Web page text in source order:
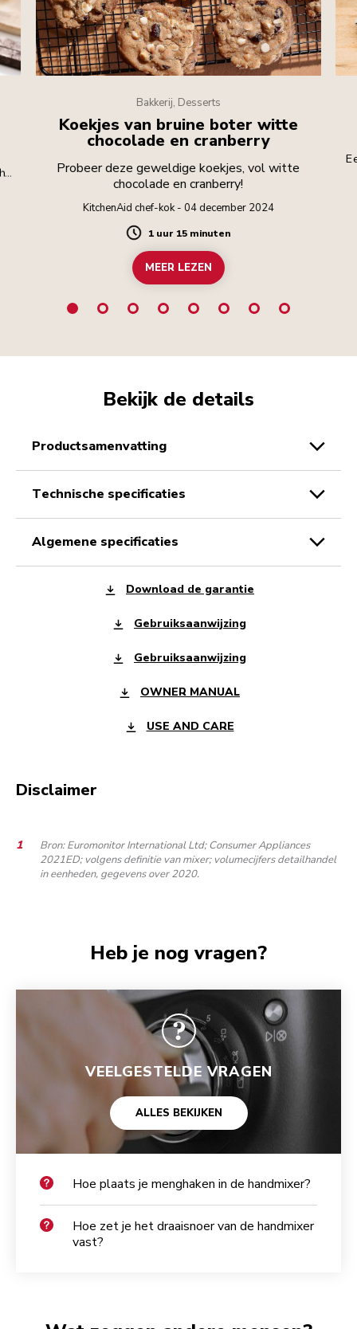
Bakkerij, Desserts
Koekjes van bruine boter witte
chocolade en cranberry
Probeer deze geweldige koekjes, vol witte
chocolade en cranberry!
KitchenAid chef-kok - 04 december 2024
Duration
1 uur 15 minuten
MEER LEZEN
Bekijk de details
productsamenvatting
technische specificaties
algemene specificaties
Download de garantie
Gebruiksaanwijzing
Gebruiksaanwijzing
OWNER MANUAL
USE AND CARE
Disclaimer
Bron: Euromonitor International Ltd; Consumer Appliances
2021ED; volgens definitie van mixer; volumecijfers detailhandel
in eenheden, gegevens over 2020.
Heb je nog vragen?
VEELGESTELDE VRAGEN
ALLES BEKIJKEN
Hoe plaats je menghaken in de handmixer?
Hoe zet je het draaisnoer van de handmixer
vast?